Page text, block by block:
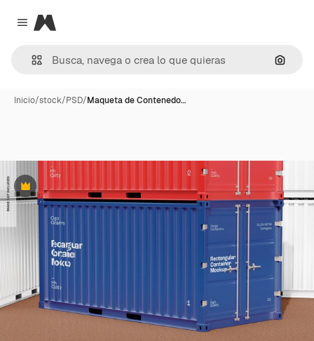
Close menu
Magnific
Inicio/stock/PSD/Maqueta de Contenedo…
Premium